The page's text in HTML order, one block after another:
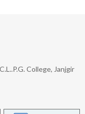
College, Janjgir